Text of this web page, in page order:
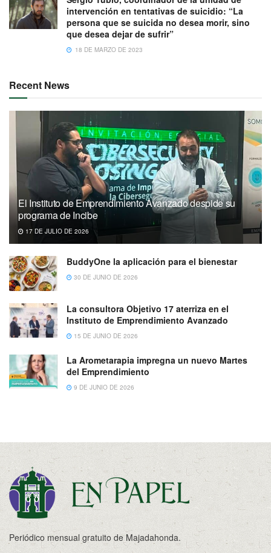
intervención en tentativas de suicidio: “La
persona que se suicida no desea morir, sino
que desea dejar de sufrir”
18 DE MARZO DE 2023
Recent News
El Instituto de Emprendimiento Avanzado despide su
programa de Incibe
17 DE JULIO DE 2026
BuddyOne la aplicación para el bienestar
30 DE JUNIO DE 2026
La consultora Objetivo 17 aterriza en el
Instituto de Emprendimiento Avanzado
15 DE JUNIO DE 2026
La Arometarapia impregna un nuevo Martes
del Emprendimiento
9 DE JUNIO DE 2026
Periódico mensual gratuito de Majadahonda.